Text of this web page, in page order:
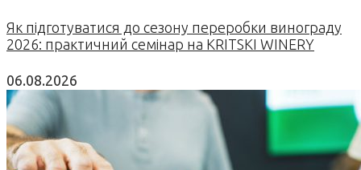
Як підготуватися до сезону переробки винограду
2026: практичний семінар на KRITSKI WINERY
06.08.2026